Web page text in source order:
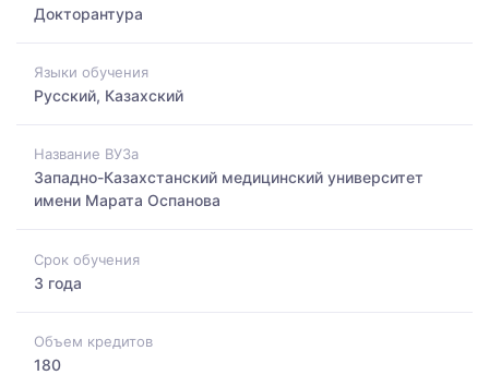
Докторантура
Языки обучения
Русский, Казахский
Название ВУЗа
Западно-Казахстанский медицинский университет
имени Марата Оспанова
Срок обучения
3 года
Объем кредитов
180